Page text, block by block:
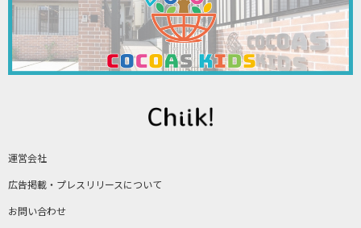
運営会社
広告掲載・プレスリリースについて
お問い合わせ